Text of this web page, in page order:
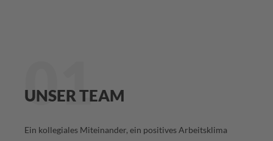
01
UNSER TEAM
Ein kollegiales Miteinander, ein positives Arbeitsklima